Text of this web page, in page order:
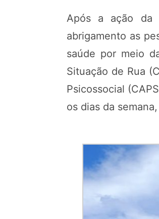
Após a ação da
abrigamento as
saúde por meio
Situação de Rua
Psicossocial
os dias da